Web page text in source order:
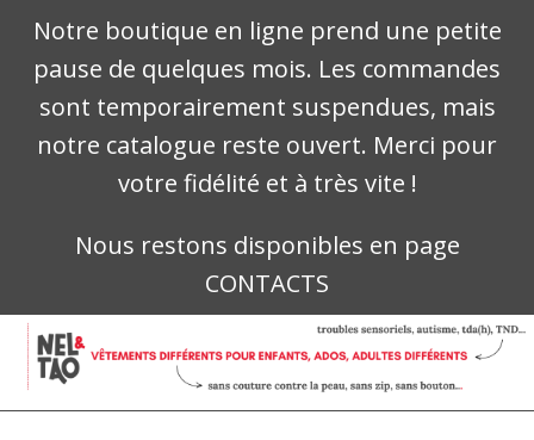
Notre boutique en ligne prend une petite
pause de quelques mois. Les commandes
sont temporairement suspendues, mais
notre catalogue reste ouvert. Merci pour
votre fidélité et à très vite !
Nous restons disponibles en page
CONTACTS